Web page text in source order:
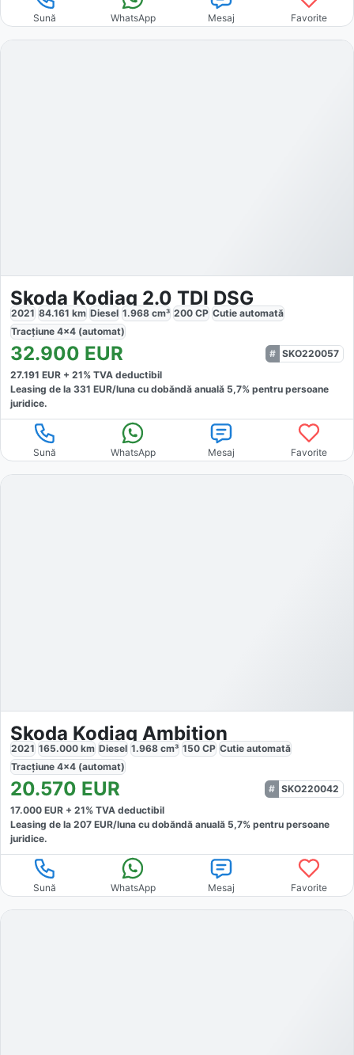
Sună WhatsApp Mesaj Favorite
Skoda Kodiaq 2.0 TDI DSG
2021 84.161 km Diesel 1.968 cm³ 200 CP Cutie automată
Tracțiune 4x4 (automat)
32.900 EUR
SKO220057
27.191 EUR + 21% TVA deductibil
Leasing de la 331 EUR/luna cu dobăndă anuală 5,7% pentru persoane
juridice.
Sună WhatsApp Mesaj Favorite
Skoda Kodiaq Ambition
2021 165.000 km Diesel 1.968 cm³ 150 CP Cutie automată
Tracțiune 4x4 (automat)
20.570 EUR
SKO220042
17.000 EUR + 21% TVA deductibil
Leasing de la 207 EUR/luna cu dobăndă anuală 5,7% pentru persoane
juridice.
Sună WhatsApp Mesaj Favorite